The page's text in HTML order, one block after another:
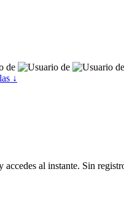
↓
al instante. Sin